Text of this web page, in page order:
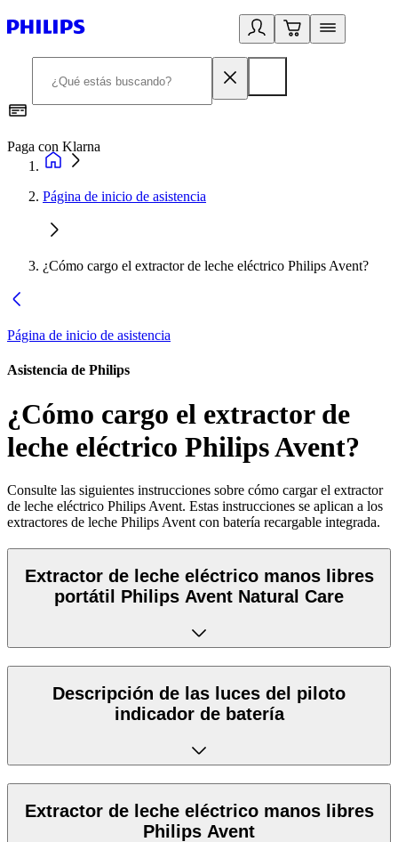
Paga con Klarna
Página de inicio de asistencia
¿Cómo cargo el extractor de leche eléctrico Philips Avent?
Página de inicio de asistencia
Asistencia de Philips
¿Cómo cargo el extractor de
leche eléctrico Philips Avent?
Consulte las siguientes instrucciones sobre cómo cargar el extractor
de leche eléctrico Philips Avent. Estas instrucciones se aplican a los
extractores de leche Philips Avent con batería recargable integrada.
Extractor de leche eléctrico manos libres
portátil Philips Avent Natural Care
Descripción de las luces del piloto
indicador de batería
Extractor de leche eléctrico manos libres
Philips Avent